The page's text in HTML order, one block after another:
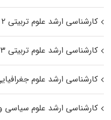
کارشناسی ارشد علوم تربیتی ۲
کارشناسی ارشد علوم تربیتی ۳
کارشناسی ارشد علوم
کارشناسی ارشد علوم سیاسی